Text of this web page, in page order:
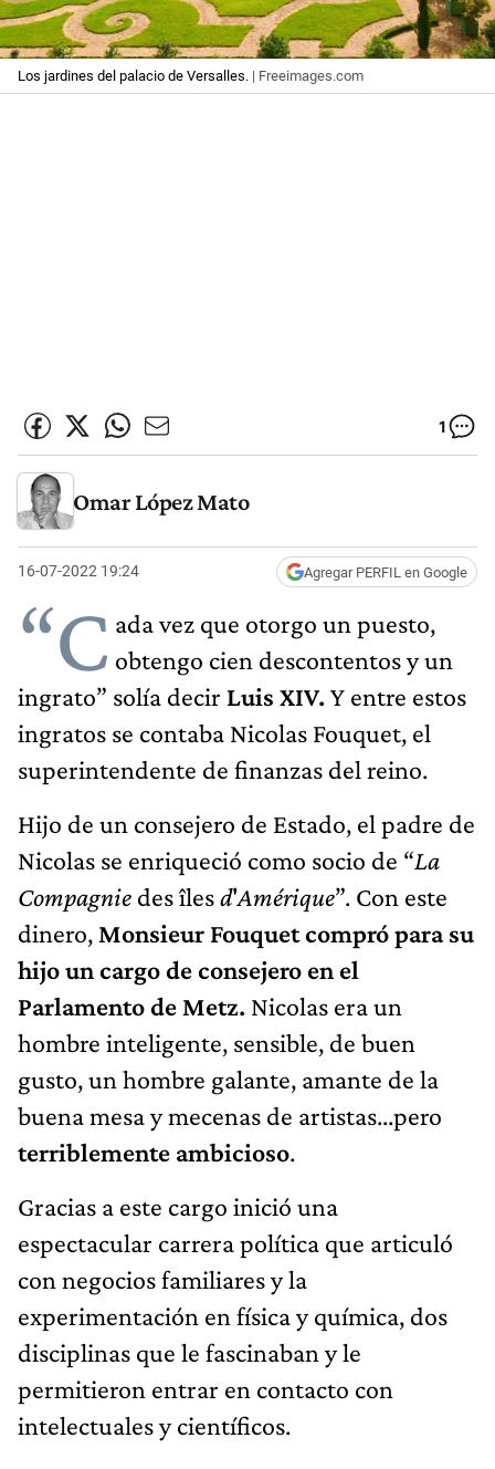
Los jardines del palacio de Versalles. | Freeimages.com
1
Omar López Mato
16-07-2022 19:24 Agregar PERFIL en Google
“C ada vez que otorgo un puesto,
obtengo cien descontentos y un
ingrato” solía decir Luis XIV. Y entre estos
ingratos se contaba Nicolas Fouquet, el
superintendente de finanzas del reino.
Hijo de un consejero de Estado, el padre de
Nicolas se enriqueció como socio de “La
Compagnie des îlesd'Amérique”. Con este
dinero, Monsieur Fouquet compró para su
hijo un cargo de consejero en el
Parlamento de Metz. Nicolas era un
hombre inteligente, sensible, de buen
gusto, un hombre galante, amante de la
buena mesa y mecenas de artistas...pero
terriblemente ambicioso.
Gracias a este cargo inició una
espectacular carrera política que articuló
con negocios familiares y la
experimentación en física y química, dos
disciplinas que le fascinaban y le
permitieron entrar en contacto con
intelectuales y científicos.